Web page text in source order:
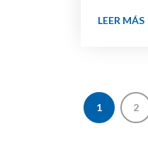
LEER MÁS
1 2